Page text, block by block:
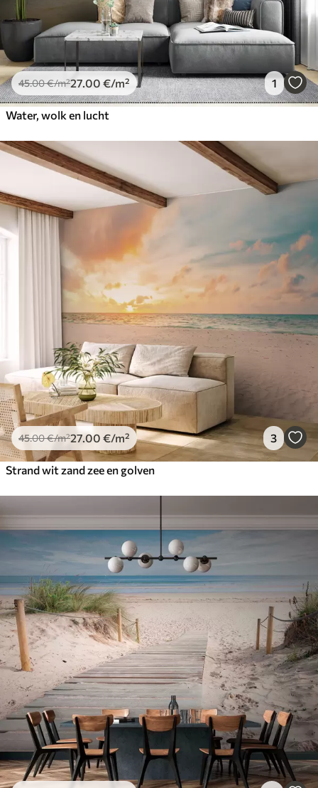
45.00€/m²27.00 €/m² 1
Water, wolk en lucht
45.00€/m²27.00 €/m² 3
Strand wit zand zee en golven